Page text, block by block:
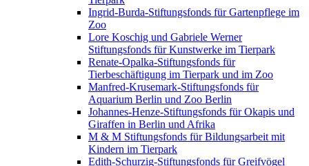
Ingrid-Burda-Stiftungsfonds für Gartenpflege im
Zoo
Lore Koschig und Gabriele Werner
Stiftungsfonds für Kunstwerke im Tierpark
Renate-Opalka-Stiftungsfonds für
Tierbeschäftigung im Tierpark und im Zoo
Manfred-Krusemark-Stiftungsfonds für
Aquarium Berlin und Zoo Berlin
Johannes-Henze-Stiftungsfonds für Okapis und
Giraffen in Berlin und Afrika
M & M Stiftungsfonds für Bildungsarbeit mit
Kindern im Tierpark
Edith-Schurzig-Stiftungsfonds für Greifvögel